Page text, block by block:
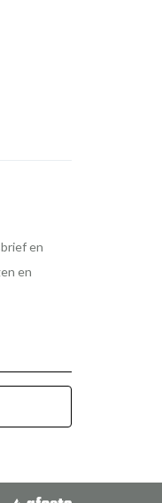
en
en